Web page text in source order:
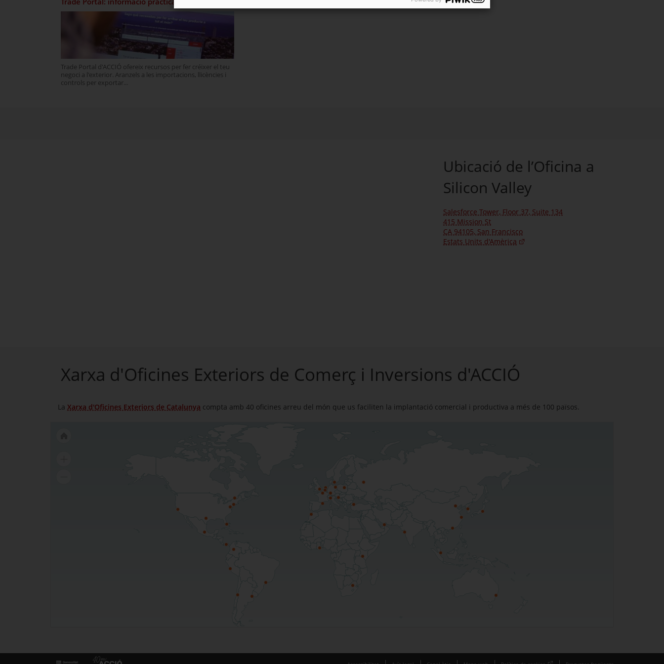
Trade Portal d'ACCIÓ ofereix recursos per fer créixer el teu
negoci a l'exterior. Aranzels a les importacions, llicències i
controls per exportar...
Ubicació de l’Oficina a
Silicon Valley
Salesforce Tower, Floor 37, Suite 134
415 Mission St
CA 94105, San Francisco
Estats Units d'Amèrica
Xarxa d'Oficines Exteriors de Comerç i Inversions d'ACCIÓ
La Xarxa d'Oficines Exteriors de Catalunya compta amb 40 oficines arreu del món que us faciliten la implantació comercial i productiva a més de 100 països.